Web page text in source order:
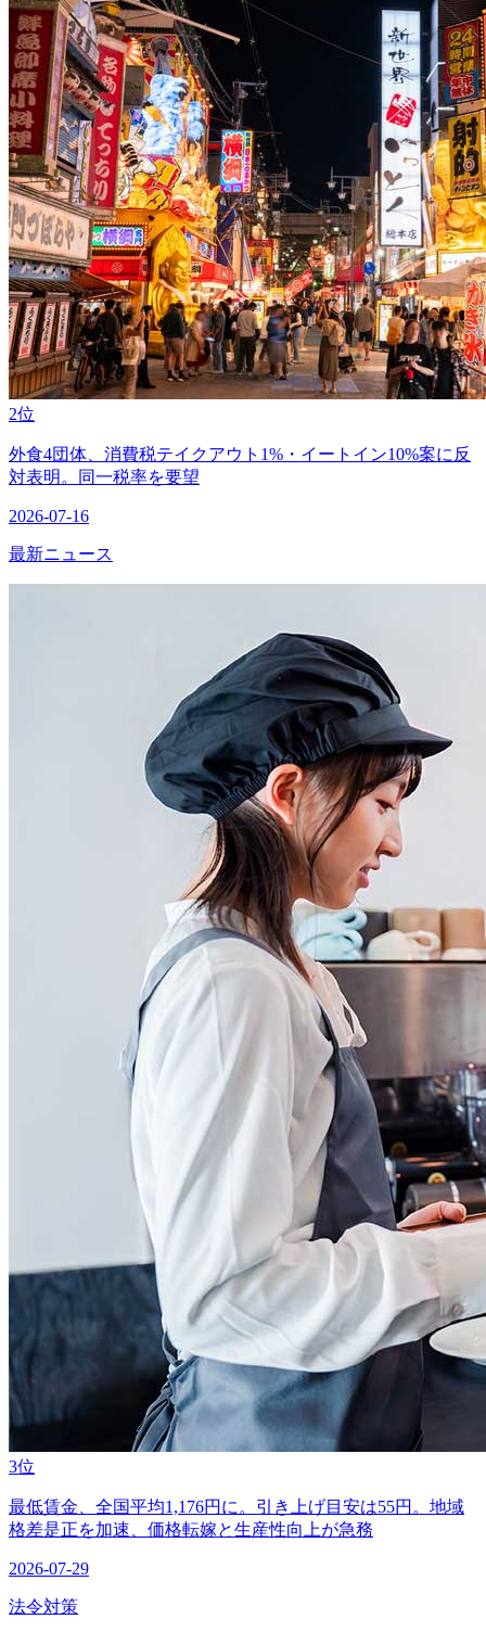
2位
外食4団体、消費税テイクアウト1%・イートイン10%案に反
対表明。同一税率を要望
2026-07-16
最新ニュース
3位
最低賃金、全国平均1,176円に。引き上げ目安は55円。地域
格差是正を加速、価格転嫁と生産性向上が急務
2026-07-29
法令対策